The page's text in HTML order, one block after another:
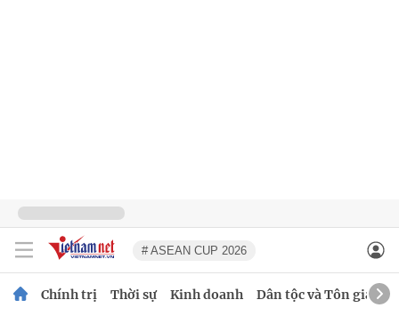
# ASEAN CUP 2026
Chính trị Thời sự Kinh doanh Dân tộc và Tôn giáo